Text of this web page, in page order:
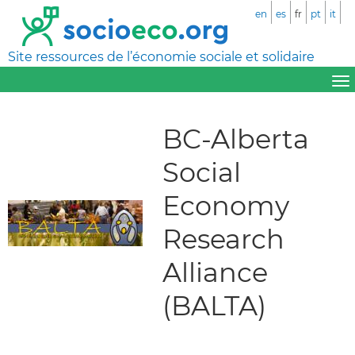
Site ressources de l’économie sociale et solidaire
en es fr pt it
BC-Alberta
Social
Economy
Research
Alliance
(BALTA)